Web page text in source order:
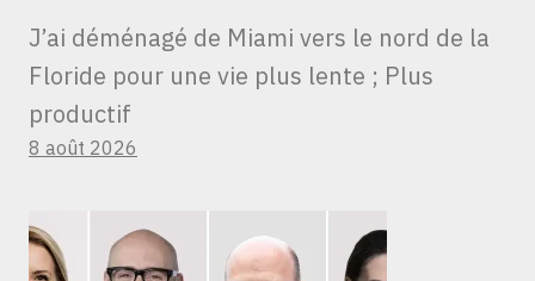
J’ai déménagé de Miami vers le nord de la
Floride pour une vie plus lente ; Plus
productif
8 août 2026